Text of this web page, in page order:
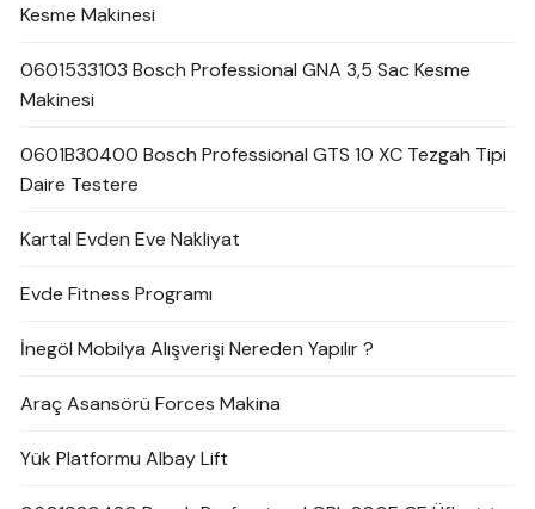
Kesme Makinesi
0601533103 Bosch Professional GNA 3,5 Sac Kesme
Makinesi
0601B30400 Bosch Professional GTS 10 XC Tezgah Tipi
Daire Testere
Kartal Evden Eve Nakliyat
Evde Fitness Programı
İnegöl Mobilya Alışverişi Nereden Yapılır ?
Araç Asansörü Forces Makina
Yük Platformu Albay Lift